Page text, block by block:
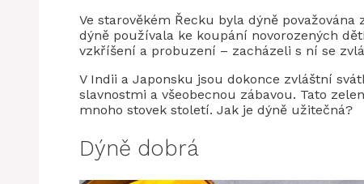
Ve starověkém Řecku byla dýně
dýně používala ke koupání novorozených
vzkříšení a probuzení – zacházeli s ní se
V Indii a Japonsku jsou dokonce zvláštní
slavnostmi a všeobecnou zábavou. Tato
mnoho stovek století. Jak je dýně užitečná?
Dýně dobrá